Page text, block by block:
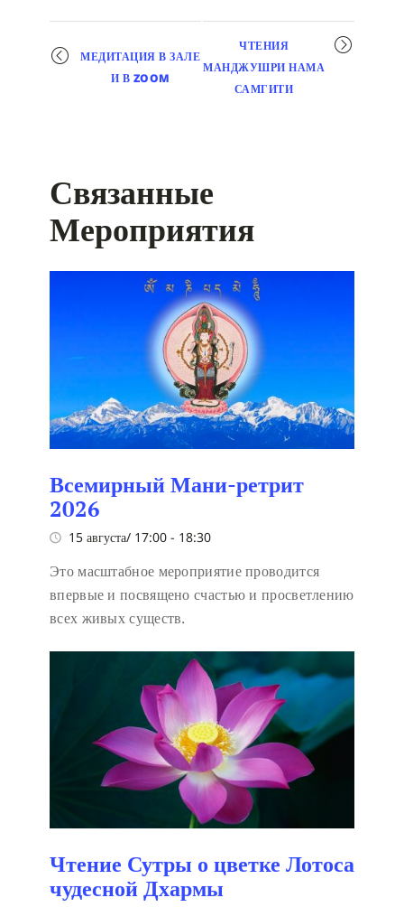
Мероприятие
навигация
МЕДИТАЦИЯ В ЗАЛЕ
И В ZOOM
ЧТЕНИЯ
МАНДЖУШРИ НАМА
САМГИТИ
Связанные
Мероприятия
Всемирный Мани-ретрит
2026
15 августа/ 17:00 - 18:30
Это масштабное мероприятие проводится
впервые и посвящено счастью и просветлению
всех живых существ.
Чтение Сутры о цветке Лотоса
чудесной Дхармы